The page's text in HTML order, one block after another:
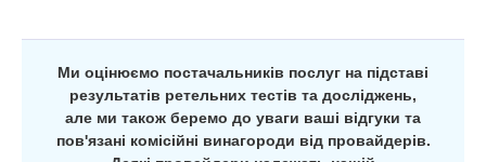
Ми оцінюємо постачальників послуг на підставі
результатів ретельних тестів та досліджень,
але ми також беремо до уваги ваші відгуки та
пов'язані комісійні винагороди від провайдерів.